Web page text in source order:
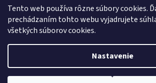
Tento web používa rôzne súbory cookies.
prechádzaním tohto webu vyjadrujete
všetkých súborov cookies.
Nastavenie
Vytvoril Shoptet
Copyright 2026melodyshop.sk. Všetky